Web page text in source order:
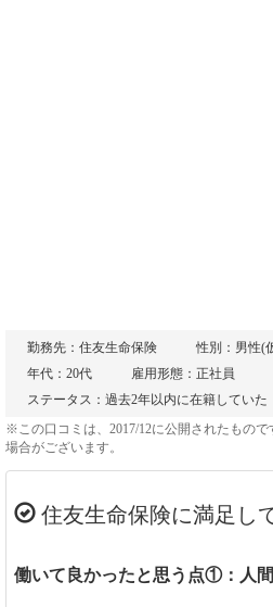
勤務先：住友生命保険
性別：男性(
年代：20代
雇用形態：正社員
ステータス：過去2年以内に在籍していた
※この口コミは、2017/12に公開されたもの
場合がございます。
住友生命保険に満足し
働いて良かったと思う点①：人